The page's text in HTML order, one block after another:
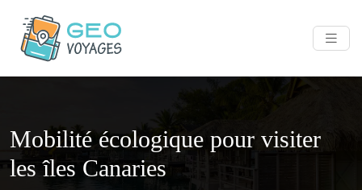
Mobilité écologique pour visiter
les îles Canaries